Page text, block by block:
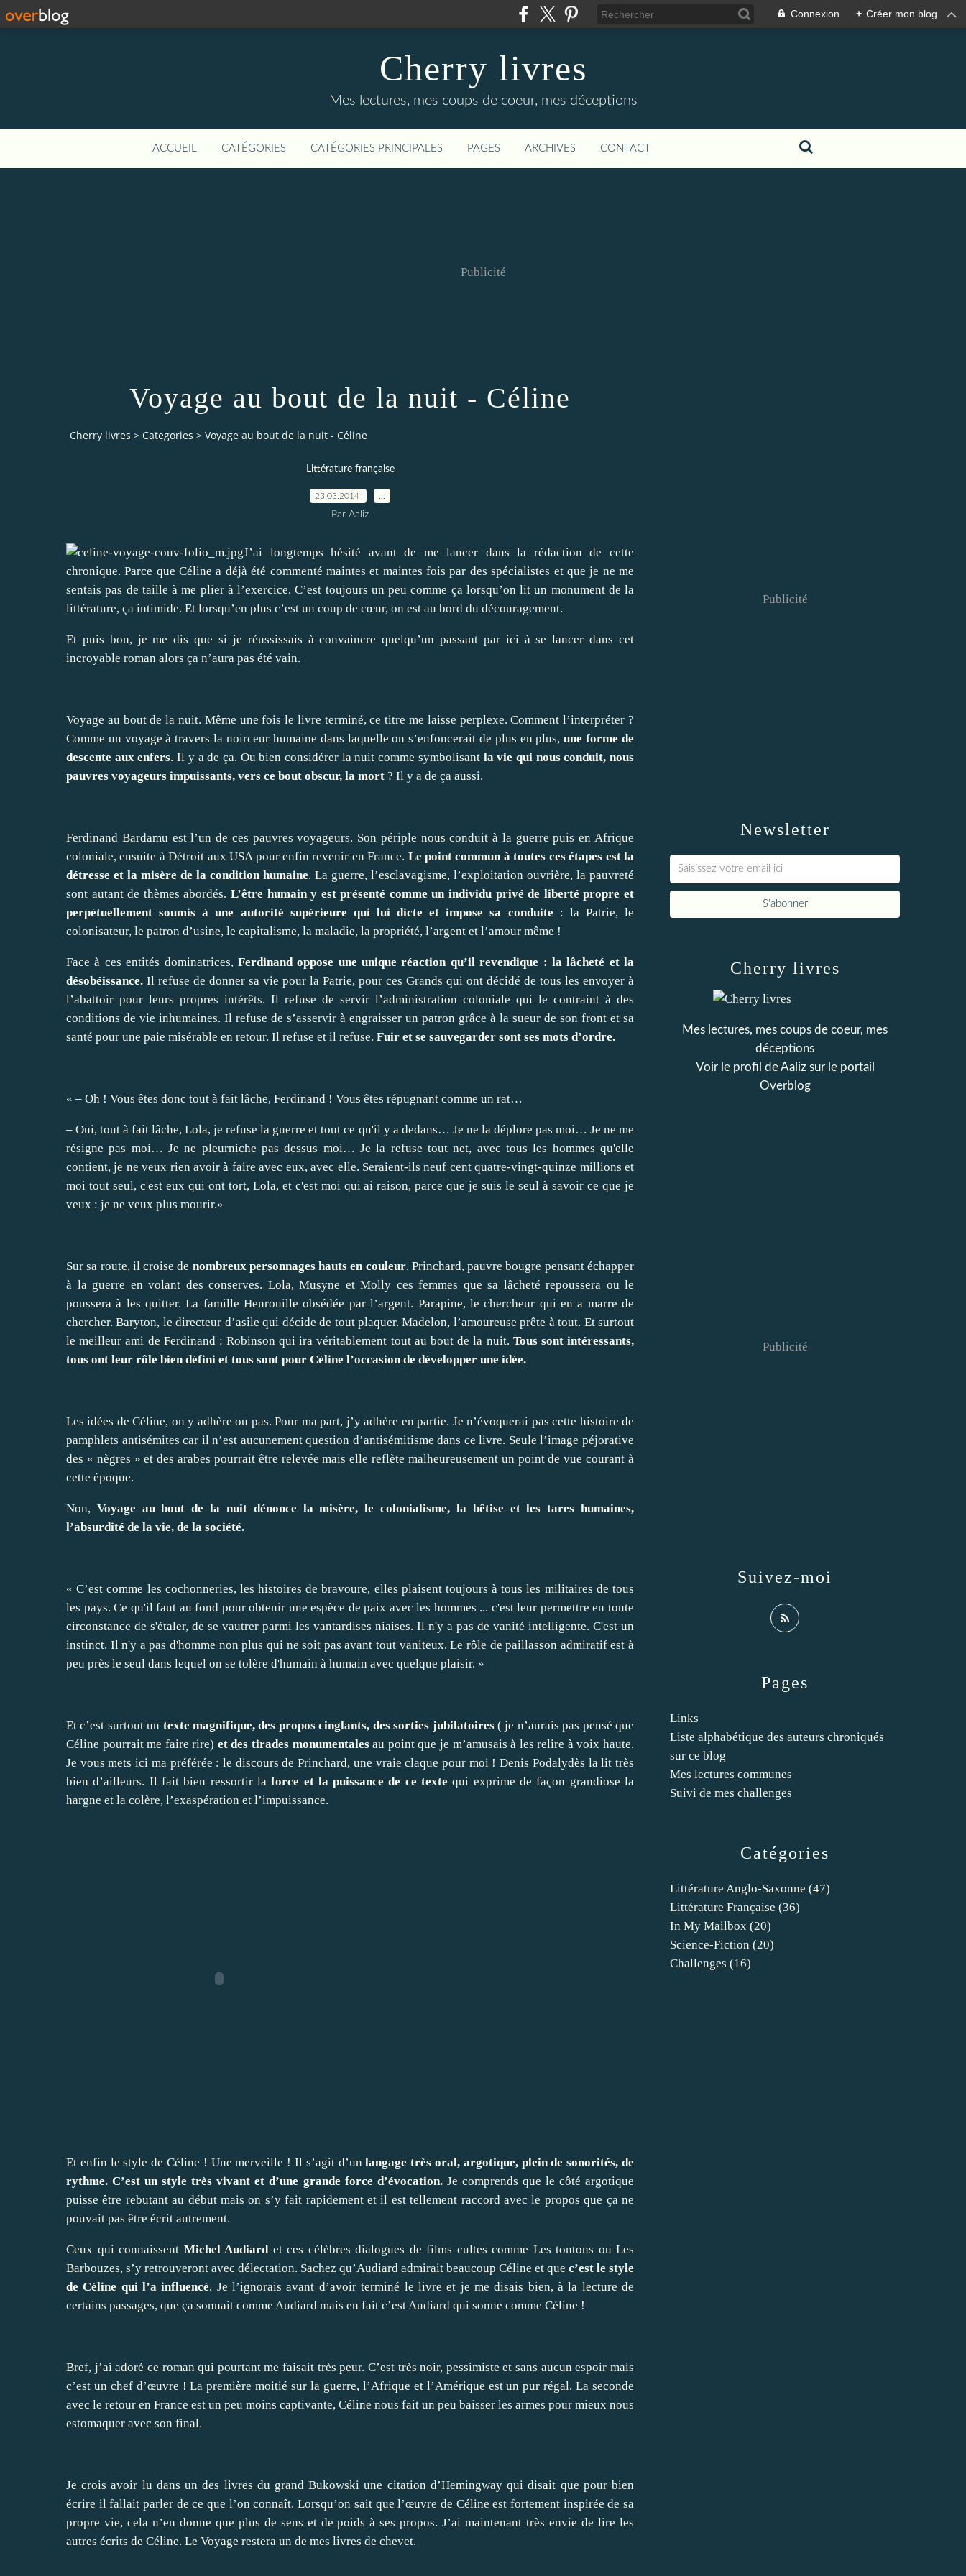
Connexion + Créer mon blog
Cherry livres
Mes lectures, mes coups de coeur, mes déceptions
ACCUEIL CATÉGORIES CATÉGORIES PRINCIPALES PAGES ARCHIVES CONTACT
Publicité
Voyage au bout de la nuit - Céline
Cherry livres > Categories > Voyage au bout de la nuit - Céline
Littérature française
23.03.2014
Par Aaliz
J’ai longtemps hésité avant de me lancer dans la rédaction de cette
chronique. Parce que Céline a déjà été commenté maintes et maintes fois par des spécialistes et que je ne me
sentais pas de taille à me plier à l’exercice. C’est toujours un peu comme ça lorsqu’on lit un monument de la
littérature, ça intimide. Et lorsqu’en plus c’est un coup de cœur, on est au bord du découragement.
Et puis bon, je me dis que si je réussissais à convaincre quelqu’un passant par ici à se lancer dans cet
incroyable roman alors ça n’aura pas été vain.
Voyage au bout de la nuit. Même une fois le livre terminé, ce titre me laisse perplexe. Comment l’interpréter ?
Comme un voyage à travers la noirceur humaine dans laquelle on s’enfoncerait de plus en plus,une forme de
descente aux enfers. Il y a de ça. Ou bien considérer la nuit comme symbolisant la vie qui nous conduit, nous
pauvres voyageurs impuissants, vers ce bout obscur, la mort ? Il y a de ça aussi.
Ferdinand Bardamu est l’un de ces pauvres voyageurs. Son périple nous conduit à la guerre puis en Afrique
coloniale, ensuite à Détroit aux USA pour enfin revenir en France. Le point commun à toutes ces étapes est la
détresse et la misère de la condition humaine. La guerre, l’esclavagisme, l’exploitation ouvrière, la pauvreté
sont autant de thèmes abordés. L’être humain y est présenté comme un individu privé de liberté propre et
perpétuellement soumis à une autorité supérieure qui lui dicte et impose sa conduite : la Patrie, le
colonisateur, le patron d’usine, le capitalisme, la maladie, la propriété, l’argent et l’amour même !
Face à ces entités dominatrices, Ferdinand oppose une unique réaction qu’il revendique : la lâcheté et la
désobéissance. Il refuse de donner sa vie pour la Patrie, pour ces Grands qui ont décidé de tous les envoyer à
l’abattoir pour leurs propres intérêts. Il refuse de servir l’administration coloniale qui le contraint à des
conditions de vie inhumaines. Il refuse de s’asservir à engraisser un patron grâce à la sueur de son front et sa
santé pour une paie misérable en retour. Il refuse et il refuse. Fuir et se sauvegarder sont ses mots d’ordre.
« – Oh ! Vous êtes donc tout à fait lâche, Ferdinand ! Vous êtes répugnant comme un rat…
– Oui, tout à fait lâche, Lola, je refuse la guerre et tout ce qu'il y a dedans… Je ne la déplore pas moi… Je ne me
résigne pas moi… Je ne pleurniche pas dessus moi… Je la refuse tout net, avec tous les hommes qu'elle
contient, je ne veux rien avoir à faire avec eux, avec elle. Seraient-ils neuf cent quatre-vingt-quinze millions et
moi tout seul, c'est eux qui ont tort, Lola, et c'est moi qui ai raison, parce que je suis le seul à savoir ce que je
veux : je ne veux plus mourir.»
Sur sa route, il croise de nombreux personnages hauts en couleur. Princhard, pauvre bougre pensant échapper
à la guerre en volant des conserves. Lola, Musyne et Molly ces femmes que sa lâcheté repoussera ou le
poussera à les quitter. La famille Henrouille obsédée par l’argent. Parapine, le chercheur qui en a marre de
chercher. Baryton, le directeur d’asile qui décide de tout plaquer. Madelon, l’amoureuse prête à tout. Et surtout
le meilleur ami de Ferdinand : Robinson qui ira véritablement tout au bout de la nuit. Tous sont intéressants,
tous ont leur rôle bien défini et tous sont pour Céline l’occasion de développer une idée.
Les idées de Céline, on y adhère ou pas. Pour ma part, j’y adhère en partie. Je n’évoquerai pas cette histoire de
pamphlets antisémites car il n’est aucunement question d’antisémitisme dans ce livre. Seule l’image péjorative
des « nègres » et des arabes pourrait être relevée mais elle reflète malheureusement un point de vue courant à
cette époque.
Non, Voyage au bout de la nuit dénonce la misère, le colonialisme, la bêtise et les tares humaines,
l’absurdité de la vie, de la société.
« C’est comme les cochonneries, les histoires de bravoure, elles plaisent toujours à tous les militaires de tous
les pays. Ce qu'il faut au fond pour obtenir une espèce de paix avec les hommes ... c'est leur permettre en toute
circonstance de s'étaler, de se vautrer parmi les vantardises niaises. Il n'y a pas de vanité intelligente. C'est un
instinct. Il n'y a pas d'homme non plus qui ne soit pas avant tout vaniteux. Le rôle de paillasson admiratif est à
peu près le seul dans lequel on se tolère d'humain à humain avec quelque plaisir. »
Et c’est surtout un texte magnifique, des propos cinglants, des sorties jubilatoires( je n’aurais pas pensé que
Céline pourrait me faire rire) et des tirades monumentalesau point que je m’amusais à les relire à voix haute.
Je vous mets ici ma préférée : le discours de Princhard, une vraie claque pour moi ! Denis Podalydès la lit très
bien d’ailleurs. Il fait bien ressortir laforce et la puissance de ce texte qui exprime de façon grandiose la
hargne et la colère, l’exaspération et l’impuissance.
Et enfin le style de Céline ! Une merveille ! Il s’agit d’unlangage très oral, argotique, plein de sonorités, de
rythme. C’est un style très vivant et d’une grande force d’évocation.Je comprends que le côté argotique
puisse être rebutant au début mais on s’y fait rapidement et il est tellement raccord avec le propos que ça ne
pouvait pas être écrit autrement.
Ceux qui connaissent Michel Audiard et ces célèbres dialogues de films cultes comme Les tontons ou Les
Barbouzes, s’y retrouveront avec délectation. Sachez qu’Audiard admirait beaucoup Céline et que c’est le style
de Céline qui l’a influencé. Je l’ignorais avant d’avoir terminé le livre et je me disais bien, à la lecture de
certains passages, que ça sonnait comme Audiard mais en fait c’est Audiard qui sonne comme Céline !
Bref, j’ai adoré ce roman qui pourtant me faisait très peur. C’est très noir, pessimiste et sans aucun espoir mais
c’est un chef d’œuvre ! La première moitié sur la guerre, l’Afrique et l’Amérique est un pur régal. La seconde
avec le retour en France est un peu moins captivante, Céline nous fait un peu baisser les armes pour mieux nous
estomaquer avec son final.
Je crois avoir lu dans un des livres du grand Bukowski une citation d’Hemingway qui disait que pour bien
écrire il fallait parler de ce que l’on connaît. Lorsqu’on sait que l’œuvre de Céline est fortement inspirée de sa
propre vie, cela n’en donne que plus de sens et de poids à ses propos. J’ai maintenant très envie de lire les
autres écrits de Céline. Le Voyage restera un de mes livres de chevet.
Newsletter
Publicité
Catégories
Littérature Anglo-Saxonne (47)
Littérature Française (36)
In My Mailbox (20)
Science-Fiction (20)
Challenges (16)
Pages
Links
Liste alphabétique des auteurs chroniqués
sur ce blog
Mes lectures communes
Suivi de mes challenges
Cherry livres
Mes lectures, mes coups de coeur, mes
déceptions
Voir le profil deAalizsur le portail
Overblog
Suivez-moi
Publicité